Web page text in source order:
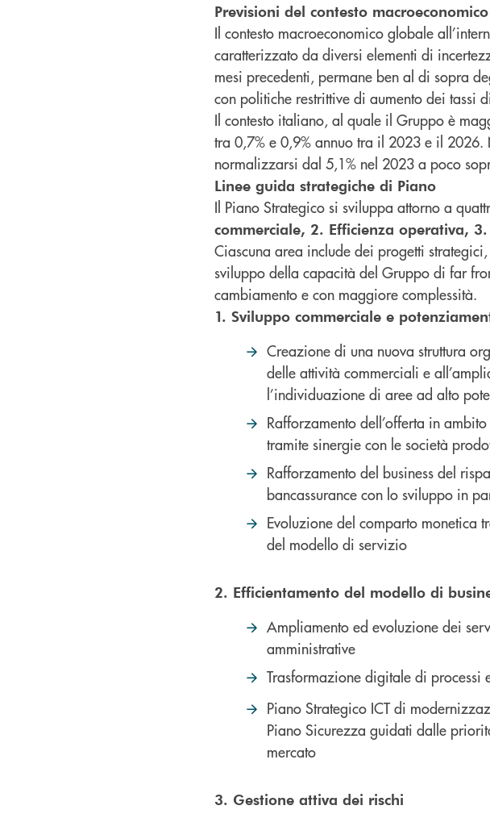
Previsioni del contesto
Il contesto macroeconomico globale
caratterizzato da diversi elementi di
mesi precedenti, permane ben al di sopra
con politiche restrittive di aumento dei tassi
Il contesto italiano, al quale il Gruppo è
tra 0,7% e 0,9% annuo tra il 2023 e il
normalizzarsi dal 5,1% nel 2023 a poco
Linee guida strategiche di Piano
Il Piano Strategico si sviluppa attorno a
commerciale, 2. Efficienza operativa,
Ciascuna area include dei progetti
sviluppo della capacità del Gruppo di far
cambiamento e con maggiore complessità.
1. Sviluppo commerciale e
Creazione di una nuova struttura
delle attività commerciali e
l’individuazione di aree ad alto
Rafforzamento dell’offerta in
tramite sinergie con le società
Rafforzamento del business del
bancassurance con lo sviluppo in
Evoluzione del comparto monetica
del modello di servizio
2. Efficientamento del modello di
Ampliamento ed evoluzione dei
amministrative
Trasformazione digitale di
Piano Strategico ICT di
Piano Sicurezza guidati dalle
mercato
3. Gestione attiva dei rischi